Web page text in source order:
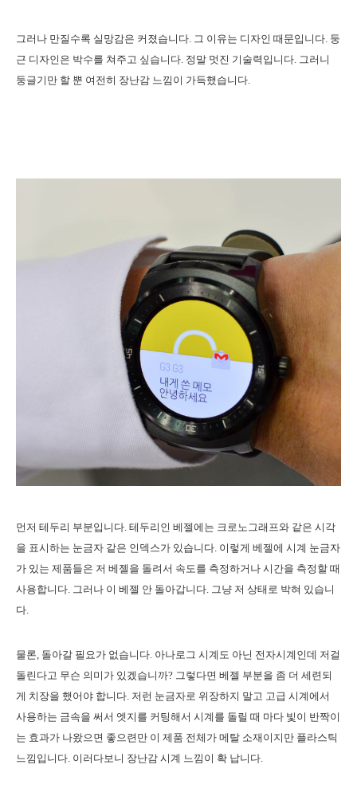
그러나 만질수록 실망감은 커졌습니다. 그 이유는 디자인 때문입니다. 둥
근 디자인은 박수를 쳐주고 싶습니다. 정말 멋진 기술력입니다. 그러니
둥글기만 할 뿐 여전히 장난감 느낌이 가득했습니다.
먼저 테두리 부분입니다. 테두리인 베젤에는 크로노그래프와 같은 시각
을 표시하는 눈금자 같은 인덱스가 있습니다. 이렇게 베젤에 시계 눈금자
가 있는 제품들은 저 베젤을 돌려서 속도를 측정하거나 시간을 측정할 때
사용합니다. 그러나 이 베젤 안 돌아갑니다. 그냥 저 상태로 박혀 있습니
다.
물론, 돌아갈 필요가 없습니다. 아나로그 시계도 아닌 전자시계인데 저걸
돌린다고 무슨 의미가 있겠습니까? 그렇다면 베젤 부분을 좀 더 세련되
게 치장을 했어야 합니다. 저런 눈금자로 위장하지 말고 고급 시계에서
사용하는 금속을 써서 엣지를 커팅해서 시계를 돌릴 때 마다 빛이 반짝이
는 효과가 나왔으면 좋으련만 이 제품 전체가 메탈 소재이지만 플라스틱
느낌입니다. 이러다보니 장난감 시계 느낌이 확 납니다.